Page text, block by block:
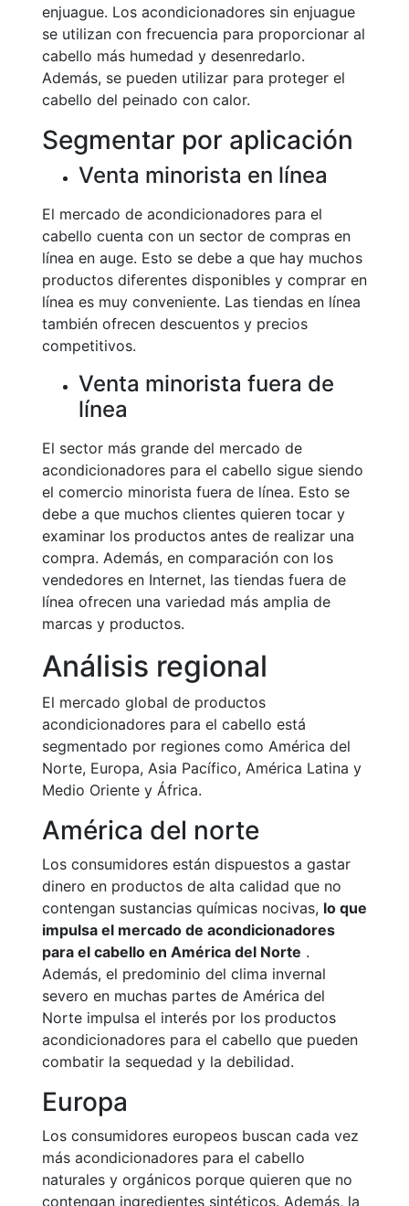
enjuague. Los acondicionadores sin enjuague
se utilizan con frecuencia para proporcionar al
cabello más humedad y desenredarlo.
Además, se pueden utilizar para proteger el
cabello del peinado con calor.
Segmentar por aplicación
Venta minorista en línea
El mercado de acondicionadores para el
cabello cuenta con un sector de compras en
línea en auge. Esto se debe a que hay muchos
productos diferentes disponibles y comprar en
línea es muy conveniente. Las tiendas en línea
también ofrecen descuentos y precios
competitivos.
Venta minorista fuera de
línea
El sector más grande del mercado de
acondicionadores para el cabello sigue siendo
el comercio minorista fuera de línea. Esto se
debe a que muchos clientes quieren tocar y
examinar los productos antes de realizar una
compra. Además, en comparación con los
vendedores en Internet, las tiendas fuera de
línea ofrecen una variedad más amplia de
marcas y productos.
Análisis regional
El mercado global de productos
acondicionadores para el cabello está
segmentado por regiones como América del
Norte, Europa, Asia Pacífico, América Latina y
Medio Oriente y África.
América del norte
Los consumidores están dispuestos a gastar
dinero en productos de alta calidad que no
contengan sustancias químicas nocivas, lo que
impulsa el mercado de acondicionadores
para el cabello en América del Norte .
Además, el predominio del clima invernal
severo en muchas partes de América del
Norte impulsa el interés por los productos
acondicionadores para el cabello que pueden
combatir la sequedad y la debilidad.
Europa
Los consumidores europeos buscan cada vez
más acondicionadores para el cabello
naturales y orgánicos porque quieren que no
contengan ingredientes sintéticos. Además, la